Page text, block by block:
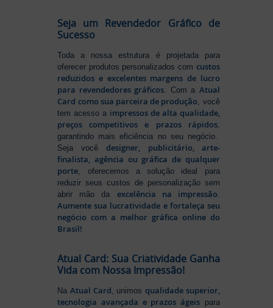
Seja um Revendedor Gráfico de
Sucesso
Toda a nossa estrutura é projetada para
oferecer produtos personalizados com custos
reduzidos e excelentes margens de lucro
para revendedores gráficos . Com a Atual
Card como sua parceira de produção , você
tem acesso a impressos de alta qualidade,
preços competitivos e prazos rápidos,
garantindo mais eficiência no seu negócio.
Seja vocêdesigner, publicitário, arte-
finalista, agência ou gráfica de qualquer
porte , oferecemos a solução ideal para
reduzir seus custos de personalização sem
abrir mão da excelência na impressão
Aumente sua lucratividade e fortaleça seu
negócio com a melhor gráfica online do
Brasil!
Atual Card: Sua Criatividade Ganha
Vida com Nossa Impressão!
Na Atual Card , unimos qualidade superior,
tecnologia avançada e prazos ágeispara